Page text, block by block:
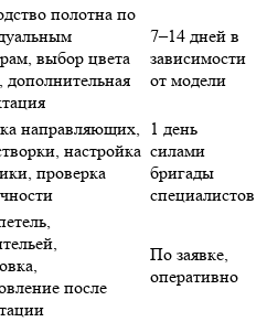
полотна по
выбор цвета
, дополнительная
7–14 дней в
зависимости
от модели
направляющих,
, настройка
проверка
1 день
силами
бригады
специалистов
,
ей,
после
По заявке,
оперативно